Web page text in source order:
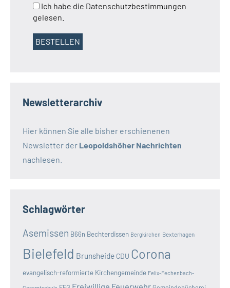
Ich habe die Datenschutzbestimmungen
gelesen.
Newsletterarchiv
Hier können Sie alle bisher erschienenen
Newsletter der Leopoldshöher Nachrichten
nachlesen.
Schlagwörter
Asemissen B66n Bechterdissen Bergkirchen Bexterhagen
Bielefeld Brunsheide CDU Corona
evangelisch-reformierte Kirchengemeinde Felix-Fechenbach-